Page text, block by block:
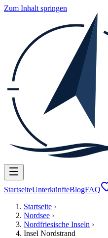
Zum Inhalt springen
StartseiteUnterkünfteBlogFAQ
Startseite ›
Nordsee ›
Nordfriesische Inseln ›
Insel Nordstrand